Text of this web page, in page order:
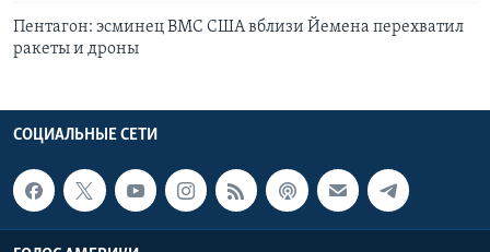
Пентагон: эсминец ВМС США вблизи Йемена перехватил
ракеты и дроны
СОЦИАЛЬНЫЕ СЕТИ